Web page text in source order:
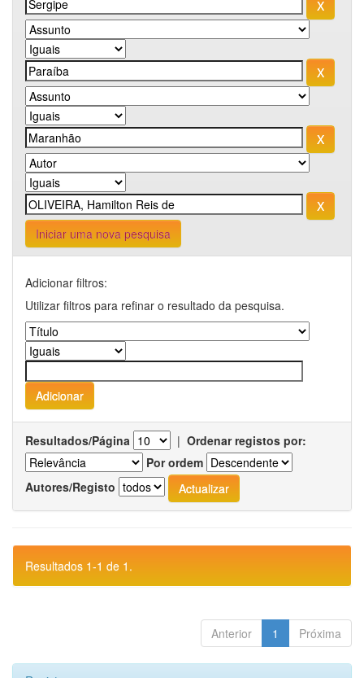
Iniciar uma nova pesquisa
Adicionar filtros:
Utilizar filtros para refinar o resultado da pesquisa.
Resultados/Página | Ordenar registos por:
Por ordem
Autores/Registo
Resultados 1-1 de 1.
Anterior 1 Próxima